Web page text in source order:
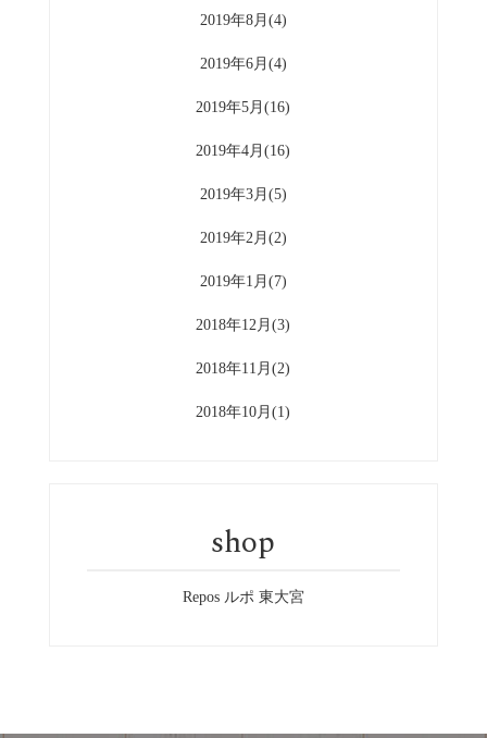
2019年8月(4)
2019年6月(4)
2019年5月(16)
2019年4月(16)
2019年3月(5)
2019年2月(2)
2019年1月(7)
2018年12月(3)
2018年11月(2)
2018年10月(1)
shop
Repos ルポ 東大宮